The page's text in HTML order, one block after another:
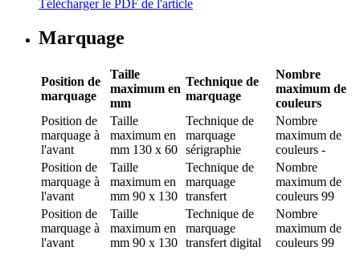
Télécharger le PDF de l'article
Marquage
Position de
marquage
Taille
maximum en
mm
Technique de
marquage
Nombre
maximum de
couleurs
Position de
marquage à
l'avant
Taille
maximum en
mm 130 x 60
Technique de
marquage
sérigraphie
Nombre
maximum de
couleurs -
Position de
marquage à
l'avant
Taille
maximum en
mm 90 x 130
Technique de
marquage
transfert
Nombre
maximum de
couleurs 99
Position de
marquage à
l'avant
Taille
maximum en
mm 90 x 130
Technique de
marquage
transfert digital
Nombre
maximum de
couleurs 99